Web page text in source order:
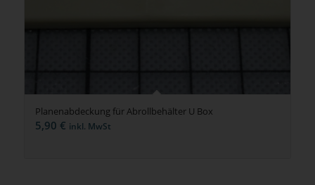
Planenabdeckung für Abrollbehälter U Box
5,90 € inkl. MwSt